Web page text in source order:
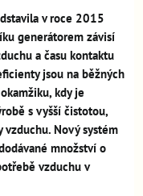
v roce 2015
generátorem závisí
a času kontaktu
jsou na běžných
kdy je
s vyšší čistotou,
Nový systém
množství o
vzduchu v